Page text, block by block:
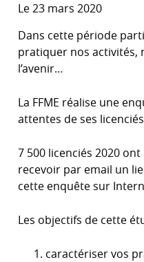
Le 23 mars 2020
Dans cette période
pratiquer nos activités,
l’avenir…
La FFME réalise une
attentes de ses
7 500 licenciés 2020
recevoir par email un
cette enquête sur
Les objectifs de cette
caractériser vos